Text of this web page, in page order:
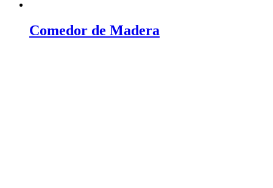
Comedor de Madera